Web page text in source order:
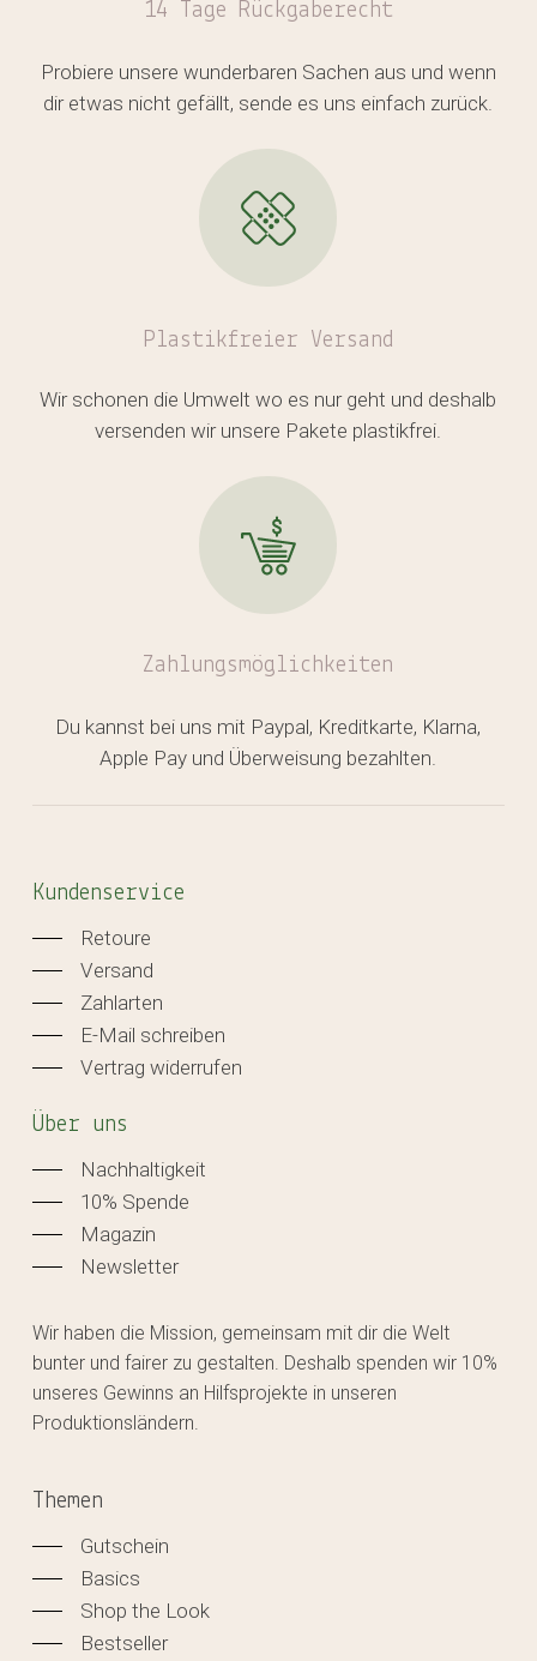
Es befinden sich keine Produkte
im Warenkorb.
14 Tage Rückgaberecht
Probiere unsere wunderbaren Sachen aus und wenn
dir etwas nicht gefällt, sende es uns einfach zurück.
Plastikfreier Versand
Wir schonen die Umwelt wo es nur geht und deshalb
versenden wir unsere Pakete plastikfrei.
Zahlungsmöglichkeiten
Du kannst bei uns mit Paypal, Kreditkarte, Klarna,
Apple Pay und Überweisung bezahlten.
Kundenservice
Retoure
Versand
Zahlarten
E-Mail schreiben
Vertrag widerrufen
Über uns
Nachhaltigkeit
10% Spende
Magazin
Newsletter
Wir haben die Mission, gemeinsam mit dir die Welt
bunter und fairer zu gestalten. Deshalb spenden wir 10%
unseres Gewinns an Hilfsprojekte in unseren
Produktionsländern.
Themen
Gutschein
Basics
Shop the Look
Bestseller